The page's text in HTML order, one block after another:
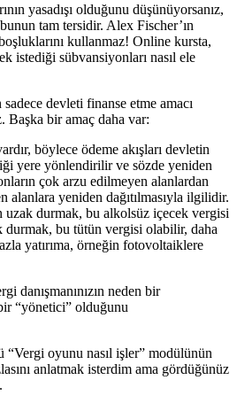
yasadışı olduğunu düşünüyorsanız,
tam tersidir. Alex Fischer’ın
kullanmaz! Online kursta,
istediği sübvansiyonları nasıl ele
devleti finanse etme amacı
Başka bir amaç daha var:
böylece ödeme akışları devletin
yere yönlendirilir ve sözde yeniden
çok arzu edilmeyen alanlardan
alanlara yeniden dağıtılmasıyla ilgilidir.
uzak durmak, bu alkolsüz içecek vergisi
bu tütün vergisi olabilir, daha
yatırıma, örneğin fotovoltaiklere
danışmanınızın neden bir
“yönetici” olduğunu
oyunu nasıl işler” modülünün
anlatmak isterdim ama gördüğünüz